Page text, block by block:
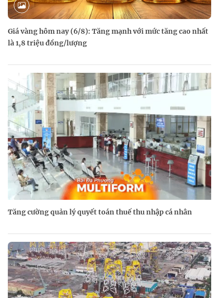
Giá vàng hôm nay (6/8): Tăng mạnh với mức tăng cao nhất
là 1,8 triệu đồng/lượng
Tăng cường quản lý quyết toán thuế thu nhập cá nhân